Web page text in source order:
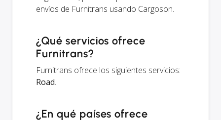
envíos de Furnitrans usando Cargoson.
¿Qué servicios ofrece
Furnitrans?
Furnitrans ofrece los siguientes servicios:
Road.
¿En qué países ofrece